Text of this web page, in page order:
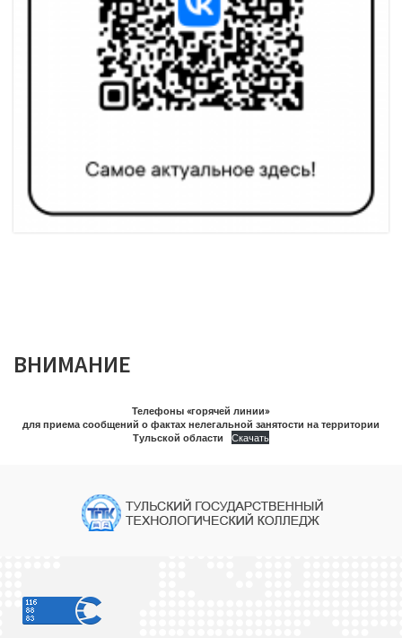
ВНИМАНИЕ
Телефоны «горячей линии»
для приема сообщений о фактах нелегальной занятости на территории
Тульской области
Скачать